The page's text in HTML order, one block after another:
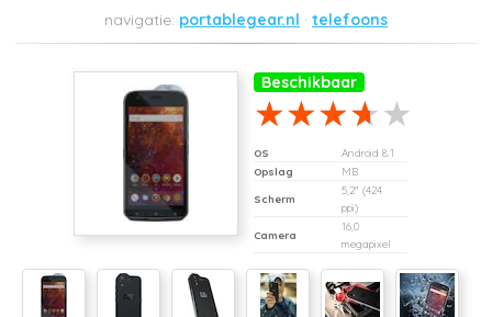
portablegear.nl telefoons
Beschikbaar
OS
Android 8.1
Opslag
MB
Scherm
5,2" (424
ppi)
Camera
16,0
megapixel